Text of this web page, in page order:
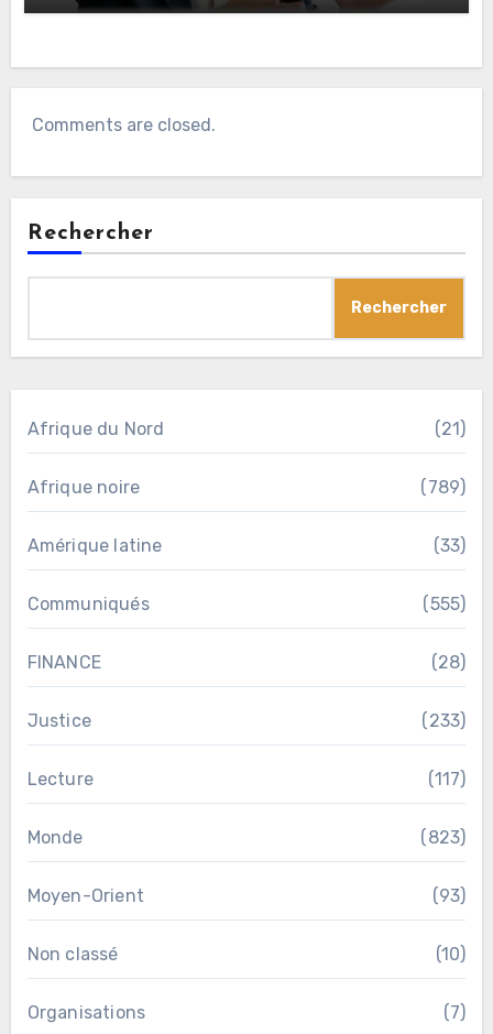
Comments are closed.
Rechercher
Rechercher
Afrique du Nord (21)
Afrique noire (789)
Amérique latine (33)
Communiqués (555)
FINANCE (28)
Justice (233)
Lecture (117)
Monde (823)
Moyen-Orient (93)
Non classé (10)
Organisations (7)